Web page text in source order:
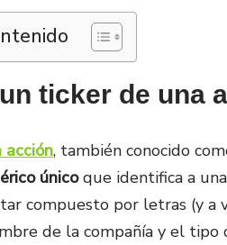
ticker de una
acción, también conocido
únicoque identifica a
compuesto por letras (y a
de la compañía y el tipo